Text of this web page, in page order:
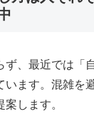
ず、最近では「
います。混雑を
します。